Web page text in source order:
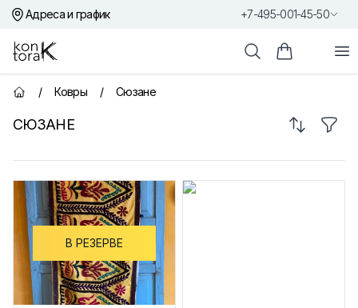
Адреса и график +7-495-001-45-50
Контора К
ПоискКорзина
Главная страница
/ Ковры / Сюзане
СЮЗАНЕ
Товары
В РЕЗЕРВЕ